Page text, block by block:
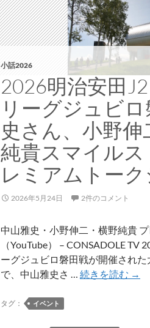
小話2026
2026明治安田
リーグジュビ
史さん、小野
純貴スマイル
レミアムトー
2026年5月24日 2件のコメント
中山雅史・小野伸二・横野純貴
（YouTube） – CONSADOLE TV
ーグジュビロ磐田戦が開催され
で、中山雅史さ … 続きを読む 2026
→
タグ： イベント